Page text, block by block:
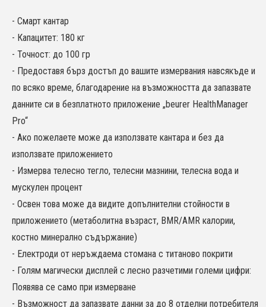
- Смарт кантар
- Капацитет: 180 кг
- Точност: до 100 гр
- Предоставя бърз достъп до вашите измервания навсякъде и
по всяко време, благодарение на възможността да запазвате
данните си в безплатното приложение „beurer HealthManager
Pro“
- Ако пожелаете може да използвате кантара и без да
използвате приложението
- Измерва телесно тегло, телесни мазнини, телесна вода и
мускулен процент
- Освен това може да видите допълнителни стойности в
приложението (метаболитна възраст, BMR/AMR калории,
костно минерално съдържание)
- Електроди от неръждаема стомана с титаново покрити
- Голям магически дисплей с лесно разчетими големи цифри:
Появява се само при измерване
- Възможност да запазвате данни за до 8 отделни потребителя